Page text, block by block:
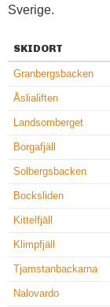
Sverige.
SKIDORT
Granbergsbacken
Åslialiften
Landsomberget
Borgafjäll
Solbergsbacken
Bocksliden
Kittelfjäll
Klimpfjäll
Tjamstanbackarna
Nalovardo